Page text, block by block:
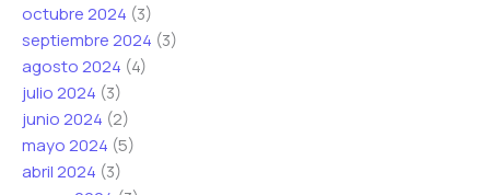
octubre 2024 (3)
septiembre 2024 (3)
agosto 2024 (4)
julio 2024 (3)
junio 2024 (2)
mayo 2024 (5)
abril 2024 (3)